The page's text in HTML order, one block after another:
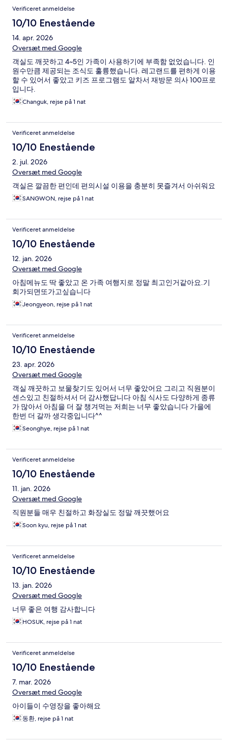
Verificeret anmeldelse
10/10 Enestående
14. apr. 2026
Oversæt med Google
객실도 깨끗하고 4~5인 가족이 사용하기에 부족함 없었습니다. 인
원수만큼 제공되는 조식도 훌륭했습니다. 레고랜드를 편하게 이용
할 수 있어서 좋았고 키즈 프로그램도 알차서 재방문 의사 100프로
입니다.
Changuk, rejse på 1 nat
Verificeret anmeldelse
10/10 Enestående
2. jul. 2026
Oversæt med Google
객실은 깔끔한 편인데 편의시설 이용을 충분히 못즐겨서 아쉬워요
SANGWON, rejse på 1 nat
Verificeret anmeldelse
10/10 Enestående
12. jan. 2026
Oversæt med Google
아침메뉴도 딱 좋았고 온 가족 여행지로 정말 최고인거같아요.기
회가되면또가고싶습니다
Jeongyeon, rejse på 1 nat
Verificeret anmeldelse
10/10 Enestående
23. apr. 2026
Oversæt med Google
객실 깨끗하고 보물찾기도 있어서 너무 좋았어요 그리고 직원분이
센스있고 친절하셔서 더 감사했답니다 아침 식사도 다양하게 종류
가 많아서 아침을 더 잘 챙겨먹는 저희는 너무 좋았습니다 가을에
한번 더 갈까 생각중입니다^^
Seonghye, rejse på 1 nat
Verificeret anmeldelse
10/10 Enestående
11. jan. 2026
Oversæt med Google
직원분들 매우 친절하고 화장실도 정말 깨끗했어요
Soon kyu, rejse på 1 nat
Verificeret anmeldelse
10/10 Enestående
13. jan. 2026
Oversæt med Google
너무 좋은 여행 감사합니다
HOSUK, rejse på 1 nat
Verificeret anmeldelse
10/10 Enestående
7. mar. 2026
Oversæt med Google
아이들이 수영장을 좋아해요
동환, rejse på 1 nat